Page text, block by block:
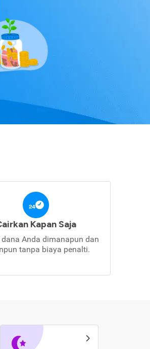
Kapan Saja
dana Anda dimanapun dan
tanpa biaya penalti.